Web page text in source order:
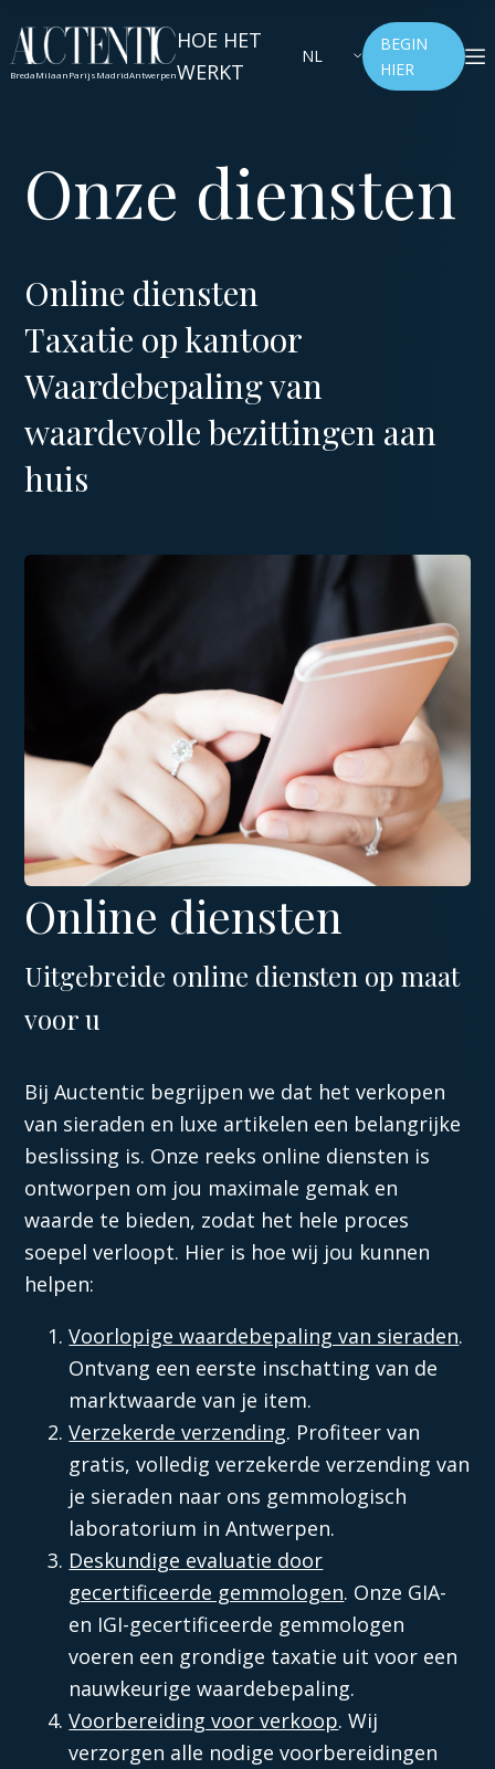
BredaMilaanParijsMadridAntwerpen
HOE HET
WERKT
NL
BEGIN
HIER
Onze diensten
Online diensten
Taxatie op kantoor
Waardebepaling van
waardevolle bezittingen aan
huis
Online diensten
Uitgebreide online diensten op maat
voor u
Bij Auctentic begrijpen we dat het verkopen
van sieraden en luxe artikelen een belangrijke
beslissing is. Onze reeks online diensten is
ontworpen om jou maximale gemak en
waarde te bieden, zodat het hele proces
soepel verloopt. Hier is hoe wij jou kunnen
helpen:
Voorlopige waardebepaling van sieraden.
Ontvang een eerste inschatting van de
marktwaarde van je item.
Verzekerde verzending. Profiteer van
gratis, volledig verzekerde verzending van
je sieraden naar ons gemmologisch
laboratorium in Antwerpen.
Deskundige evaluatie door
gecertificeerde gemmologen. Onze GIA-
en IGI-gecertificeerde gemmologen
voeren een grondige taxatie uit voor een
nauwkeurige waardebepaling.
Voorbereiding voor verkoop. Wij
verzorgen alle nodige voorbereidingen